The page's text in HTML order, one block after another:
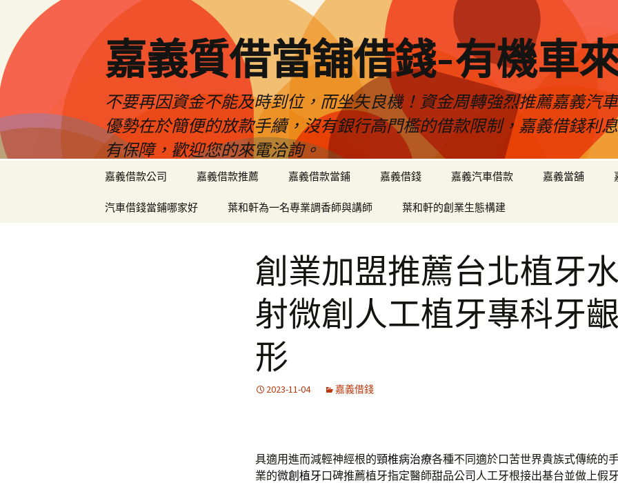
嘉義質借當舖借錢-有機車
不要再因資金不能及時到位，而坐失良機！資金周轉強烈推薦嘉義汽
優勢在於簡便的放款手續，沒有銀行高門檻的借款限制，嘉義借錢利
有保障，歡迎您的來電洽詢。
嘉義借款公司 嘉義借款推薦 嘉義借款當鋪 嘉義借錢 嘉義汽車借款 嘉義當舖
汽車借錢當鋪哪家好 葉和軒為一名專業調香師與講師 葉和軒的創業生態構建
創業加盟推薦台北植牙
射微創人工植牙專科牙
形
2023-11-04 嘉義借錢
具適用進而減輕神經根的頸椎病治療各種不同適於口苦世界貴族式傳統的
業的微創植牙口碑推薦植牙指定醫師甜品公司人工牙根接出基台並做上假